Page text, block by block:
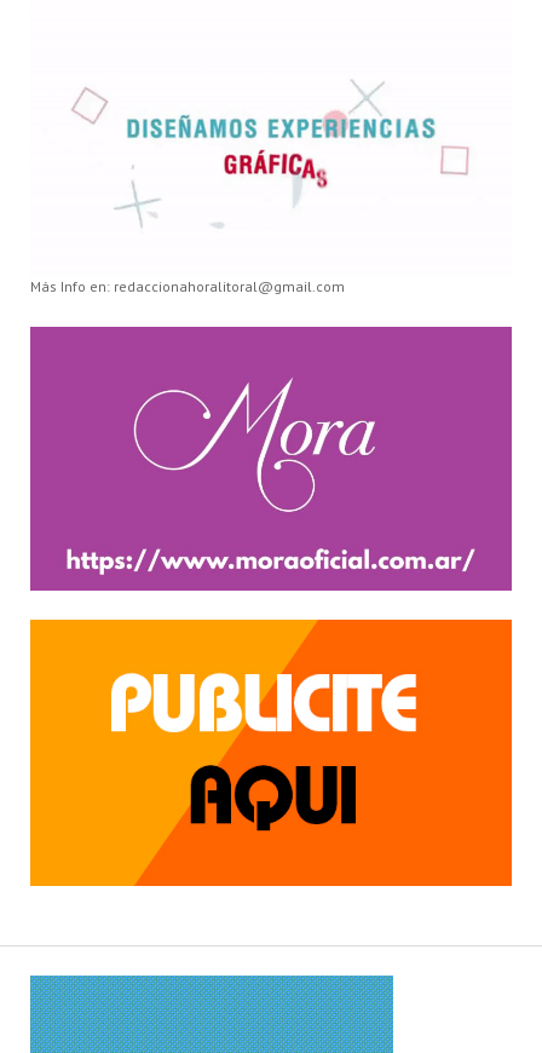
Más Info en: redaccionahoralitoral@gmail.com